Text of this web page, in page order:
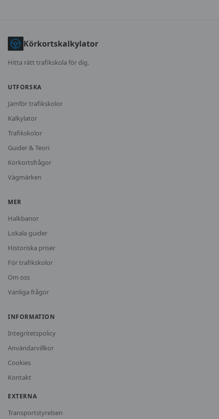
Körkortskalkylator
Hitta rätt trafikskola för dig.
UTFORSKA
Jämför trafikskolor
Kalkylator
Trafikskolor
Guider & Teori
Körkortsfrågor
Vägmärken
MER
Halkbanor
Lokala guider
Historiska priser
För trafikskolor
Om oss
Vanliga frågor
INFORMATION
Integritetspolicy
Användarvillkor
Cookies
Kontakt
EXTERNA
Transportstyrelsen